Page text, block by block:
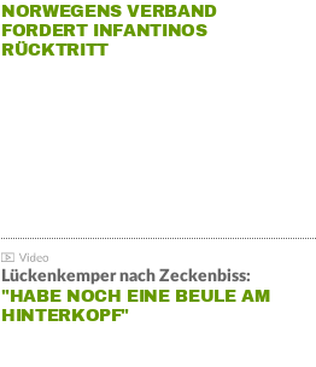
NORWEGENS VERBAND
FORDERT INFANTINOS
RÜCKTRITT
Lückenkemper nach Zeckenbiss:
"HABE NOCH EINE BEULE AM
HINTERKOPF"